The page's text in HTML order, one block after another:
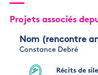
Projets associés
Nom (rencontre
Constance Debré
Récits de